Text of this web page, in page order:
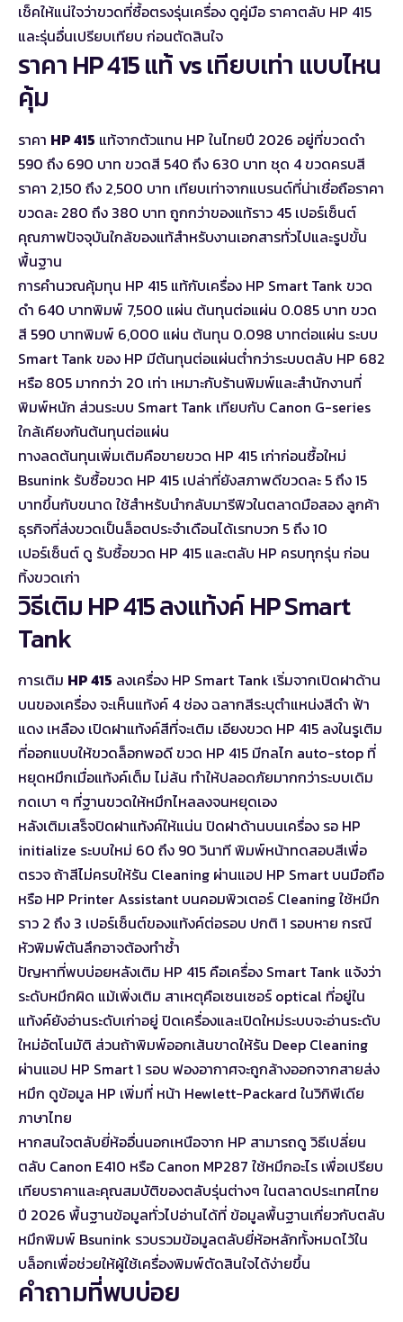
เช็คให้แน่ใจว่าขวดที่ซื้อตรงรุ่นเครื่อง ดูคู่มือ ราคาตลับ HP 415
และรุ่นอื่นเปรียบเทียบ ก่อนตัดสินใจ
ราคา HP 415 แท้ vs เทียบเท่า แบบไหน
คุ้ม
ราคา HP 415 แท้จากตัวแทน HP ในไทยปี 2026 อยู่ที่ขวดดำ
590 ถึง 690 บาท ขวดสี 540 ถึง 630 บาท ชุด 4 ขวดครบสี
ราคา 2,150 ถึง 2,500 บาท เทียบเท่าจากแบรนด์ที่น่าเชื่อถือราคา
ขวดละ 280 ถึง 380 บาท ถูกกว่าของแท้ราว 45 เปอร์เซ็นต์
คุณภาพปัจจุบันใกล้ของแท้สำหรับงานเอกสารทั่วไปและรูปขั้น
พื้นฐาน
การคำนวณคุ้มทุน HP 415 แท้กับเครื่อง HP Smart Tank ขวด
ดำ 640 บาทพิมพ์ 7,500 แผ่น ต้นทุนต่อแผ่น 0.085 บาท ขวด
สี 590 บาทพิมพ์ 6,000 แผ่น ต้นทุน 0.098 บาทต่อแผ่น ระบบ
Smart Tank ของ HP มีต้นทุนต่อแผ่นต่ำกว่าระบบตลับ HP 682
หรือ 805 มากกว่า 20 เท่า เหมาะกับร้านพิมพ์และสำนักงานที่
พิมพ์หนัก ส่วนระบบ Smart Tank เทียบกับ Canon G-series
ใกล้เคียงกันต้นทุนต่อแผ่น
ทางลดต้นทุนเพิ่มเติมคือขายขวด HP 415 เก่าก่อนซื้อใหม่
Bsunink รับซื้อขวด HP 415 เปล่าที่ยังสภาพดีขวดละ 5 ถึง 15
บาทขึ้นกับขนาด ใช้สำหรับนำกลับมารีฟิวในตลาดมือสอง ลูกค้า
ธุรกิจที่ส่งขวดเป็นล็อตประจำเดือนได้เรทบวก 5 ถึง 10
เปอร์เซ็นต์ ดู รับซื้อขวด HP 415 และตลับ HP ครบทุกรุ่น ก่อน
ทิ้งขวดเก่า
วิธีเติม HP 415 ลงแท้งค์ HP Smart
Tank
การเติม HP 415 ลงเครื่อง HP Smart Tank เริ่มจากเปิดฝาด้าน
บนของเครื่อง จะเห็นแท้งค์ 4 ช่อง ฉลากสีระบุตำแหน่งสีดำ ฟ้า
แดง เหลือง เปิดฝาแท้งค์สีที่จะเติม เอียงขวด HP 415 ลงในรูเติม
ที่ออกแบบให้ขวดล็อกพอดี ขวด HP 415 มีกลไก auto-stop ที่
หยุดหมึกเมื่อแท้งค์เต็ม ไม่ล้น ทำให้ปลอดภัยมากกว่าระบบเดิม
กดเบา ๆ ที่ฐานขวดให้หมึกไหลลงจนหยุดเอง
หลังเติมเสร็จปิดฝาแท้งค์ให้แน่น ปิดฝาด้านบนเครื่อง รอ HP
initialize ระบบใหม่ 60 ถึง 90 วินาที พิมพ์หน้าทดสอบสีเพื่อ
ตรวจ ถ้าสีไม่ครบให้รัน Cleaning ผ่านแอป HP Smart บนมือถือ
หรือ HP Printer Assistant บนคอมพิวเตอร์ Cleaning ใช้หมึก
ราว 2 ถึง 3 เปอร์เซ็นต์ของแท้งค์ต่อรอบ ปกติ 1 รอบหาย กรณี
หัวพิมพ์ตันลึกอาจต้องทำซ้ำ
ปัญหาที่พบบ่อยหลังเติม HP 415 คือเครื่อง Smart Tank แจ้งว่า
ระดับหมึกผิด แม้เพิ่งเติม สาเหตุคือเซนเซอร์ optical ที่อยู่ใน
แท้งค์ยังอ่านระดับเก่าอยู่ ปิดเครื่องและเปิดใหม่ระบบจะอ่านระดับ
ใหม่อัตโนมัติ ส่วนถ้าพิมพ์ออกเส้นขาดให้รัน Deep Cleaning
ผ่านแอป HP Smart 1 รอบ ฟองอากาศจะถูกล้างออกจากสายส่ง
หมึก ดูข้อมูล HP เพิ่มที่ หน้า Hewlett-Packard ในวิกิพีเดีย
ภาษาไทย
หากสนใจตลับยี่ห้ออื่นนอกเหนือจาก HP สามารถดู วิธีเปลี่ยน
ตลับ Canon E410 หรือ Canon MP287 ใช้หมึกอะไร เพื่อเปรียบ
เทียบราคาและคุณสมบัติของตลับรุ่นต่างๆ ในตลาดประเทศไทย
ปี 2026 พื้นฐานข้อมูลทั่วไปอ่านได้ที่ข้อมูลพื้นฐานเกี่ยวกับตลับ
หมึกพิมพ์ Bsunink รวบรวมข้อมูลตลับยี่ห้อหลักทั้งหมดไว้ใน
บล็อกเพื่อช่วยให้ผู้ใช้เครื่องพิมพ์ตัดสินใจได้ง่ายขึ้น
คำถามที่พบบ่อย